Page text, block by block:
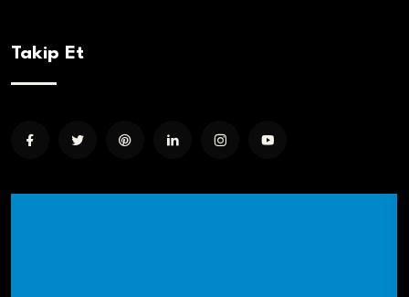
Takip Et